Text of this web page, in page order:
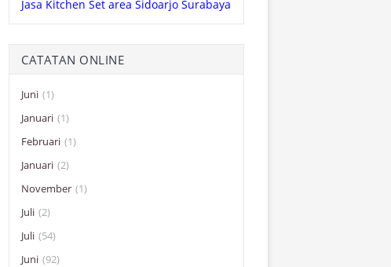
Jasa Kitchen Set area Sidoarjo Surabaya
CATATAN ONLINE
Juni (1)
Januari (1)
Februari (1)
Januari (2)
November (1)
Juli (2)
Juli (54)
Juni (92)